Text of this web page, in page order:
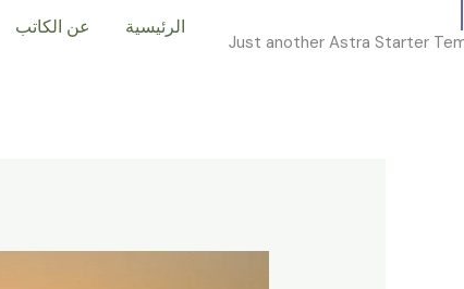
إلى Just another Astra Starter
الرئيسية عن الكاتب